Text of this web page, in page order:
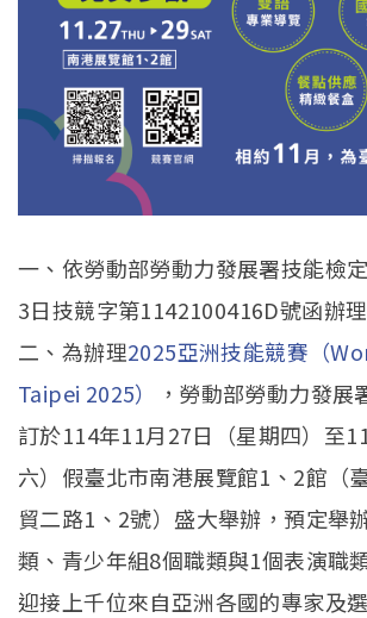
一、依勞動部勞動力發展署技能檢
3日技競字第1142100416D號函辦理
二、為辦理2025亞洲技能競賽（
Taipei 2025）
，勞動部勞動力發展
訂於114年11月27日（星期四）至
六）假臺北市南港展覽館1、2館（
貿二路1、2號）盛大舉辦，預定舉
類、青少年組8個職類與1個表演職
迎接上千位來自亞洲各國的專家及